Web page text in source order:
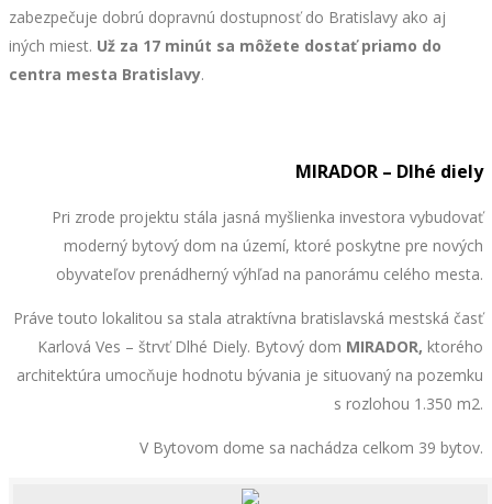
zabezpečuje dobrú dopravnú dostupnosť do Bratislavy ako aj
iných miest. Už za 17 minút sa môžete dostať priamo do
centra mesta Bratislavy.
MIRADOR – Dlhé diely
Pri zrode projektu stála jasná myšlienka investora vybudovať
moderný bytový dom na území, ktoré poskytne pre nových
obyvateľov prenádherný výhľad na panorámu celého mesta.
Práve touto lokalitou sa stala atraktívna bratislavská mestská časť
Karlová Ves – štrvť Dlhé Diely. Bytový dom MIRADOR, ktorého
architektúra umocňuje hodnotu bývania je situovaný na pozemku
s rozlohou 1.350 m2.
V Bytovom dome sa nachádza celkom 39 bytov.